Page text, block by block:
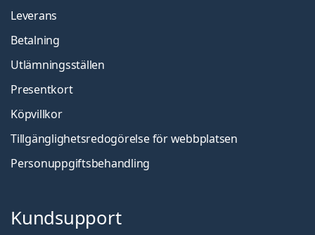
Leverans
Betalning
Utlämningsställen
Presentkort
Köpvillkor
Tillgänglighetsredogörelse för webbplatsen
Personuppgiftsbehandling
Kundsupport